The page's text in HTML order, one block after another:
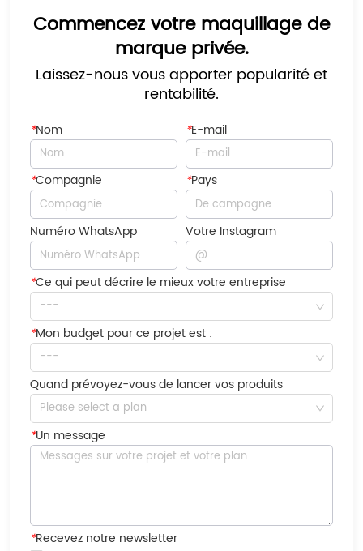
Commencez votre maquillage de
marque privée.
Laissez-nous vous apporter popularité et
rentabilité.
*Nom *E-mail
*Compagnie *Pays
Numéro WhatsApp Votre Instagram
*Ce qui peut décrire le mieux votre entreprise
---
*Mon budget pour ce projet est :
---
Quand prévoyez-vous de lancer vos produits
Please select a plan
*Un message
*Recevez notre newsletter